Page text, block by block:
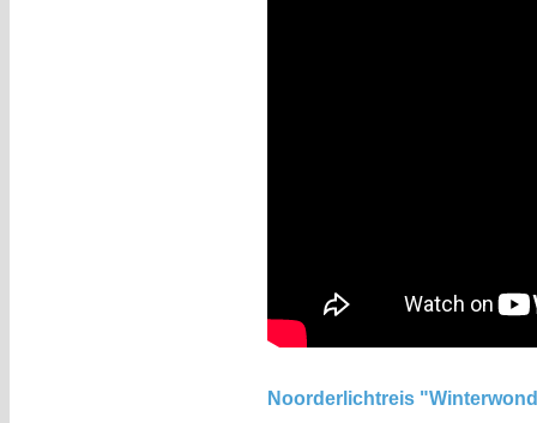
Noorderlichtreis